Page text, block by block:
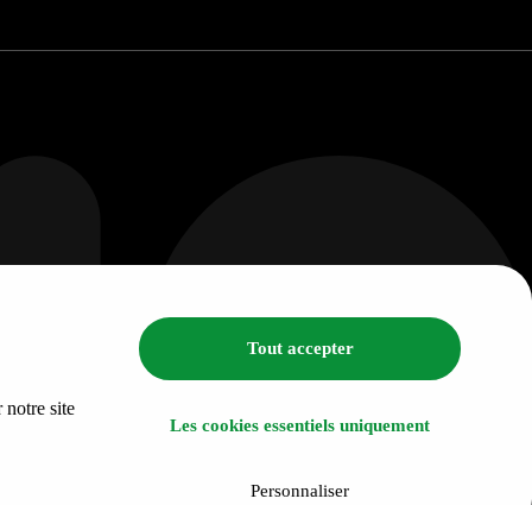
notre site
Tout accepter
Les cookies essentiels uniquement
Personnaliser